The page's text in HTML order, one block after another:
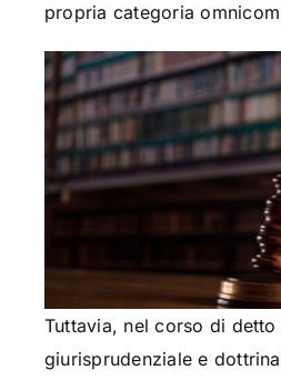
propria categoria
Tuttavia, nel corso di
giurisprudenziale e